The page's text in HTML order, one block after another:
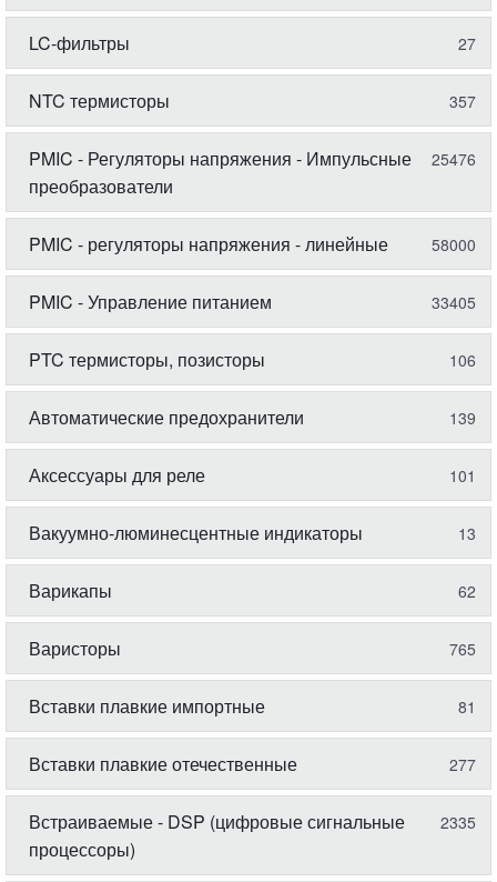
LC-фильтры 27
NTC термисторы 357
PMIC - Регуляторы напряжения - Импульсные
преобразователи
25476
PMIC - регуляторы напряжения - линейные 58000
PMIC - Управление питанием 33405
PTC термисторы, позисторы 106
Автоматические предохранители 139
Аксессуары для реле 101
Вакуумно-люминесцентные индикаторы 13
Варикапы 62
Варисторы 765
Вставки плавкие импортные 81
Вставки плавкие отечественные 277
Встраиваемые - DSP (цифровые сигнальные
процессоры)
2335